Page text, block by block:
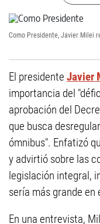
Como Presidente, Javier Milei
El presidente Javier
importancia del
aprobación del
que busca
ómnibus". Enfatizó
y advirtió sobre las
legislación integral,
sería más grande en
En una entrevista,